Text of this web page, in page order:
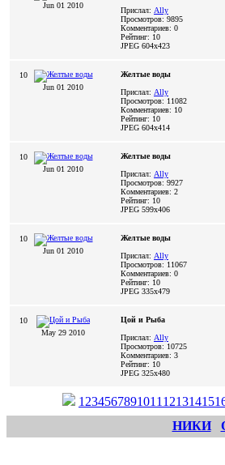
Jun 01 2010
Прислал: Ally
Просмотров: 9895
Комментариев: 0
Рейтинг: 10
JPEG 604x423
10
Jun 01 2010
Желтые воды
Прислал: Ally
Просмотров: 11082
Комментариев: 10
Рейтинг: 10
JPEG 604x414
10
Jun 01 2010
Желтые воды
Прислал: Ally
Просмотров: 9927
Комментариев: 2
Рейтинг: 10
JPEG 599x406
10
Jun 01 2010
Желтые воды
Прислал: Ally
Просмотров: 11067
Комментариев: 0
Рейтинг: 10
JPEG 335x479
10
May 29 2010
Цой и Рыба
Прислал: Ally
Просмотров: 10725
Комментариев: 3
Рейтинг: 10
JPEG 325x480
1 234567891011 12131415
НИКИ